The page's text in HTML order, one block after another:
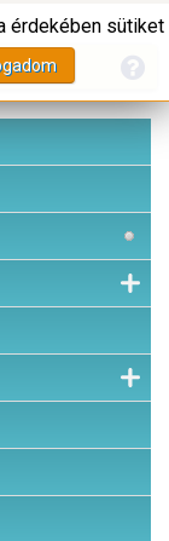
érdekében sütiket